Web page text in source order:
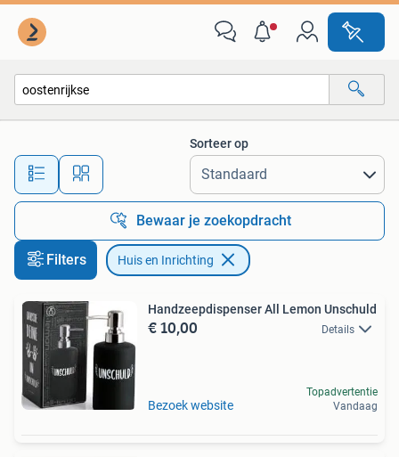
Alle afstanden…
Sorteer op
Bewaar je zoekopdracht
Filters Huis en Inrichting
Handzeepdispenser All Lemon Unschuld
€ 10,00 Details
Bezoek website
Topadvertentie
Vandaag